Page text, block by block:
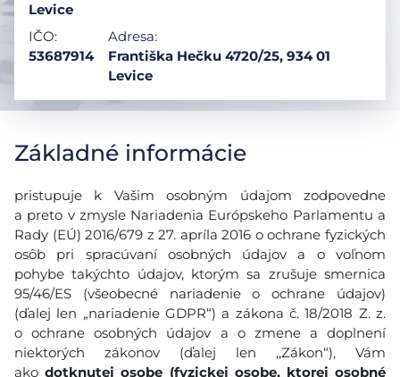
Levice
IČO:
53687914
Adresa:
Františka Hečku 4720/25, 934 01
Levice
Základné informácie
pristupuje k Vašim osobným údajom zodpovedne
a preto v zmysle Nariadenia Európskeho Parlamentu a
Rady (EÚ) 2016/679 z 27. apríla 2016 o ochrane fyzických
osôb pri spracúvaní osobných údajov a o voľnom
pohybe takýchto údajov, ktorým sa zrušuje smernica
95/46/ES (všeobecné nariadenie o ochrane údajov)
(ďalej len „nariadenie GDPR“) a zákona č. 18/2018 Z. z.
o ochrane osobných údajov a o zmene a doplnení
niektorých zákonov (ďalej len ,,Zákon“), Vám
akodotknutej osobe (fyzickej osobe, ktorej osobné